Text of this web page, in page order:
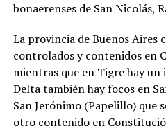
bonaerenses de San Nicolás,
La provincia de Buenos Aires
controlados y contenidos en
mientras que en Tigre hay un
Delta también hay focos en
San Jerónimo (Papelillo) que
otro contenido en